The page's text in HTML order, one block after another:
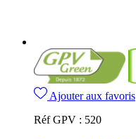
Ajouter aux favoris
Réf GPV : 520